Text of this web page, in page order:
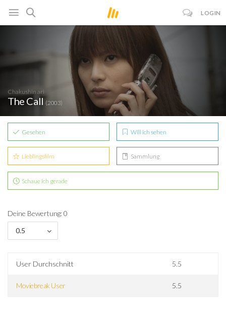
LOGIN
Chakushin ari
The Call (2003)
Gesehen Will ich sehen
Lieblingsfilm Sammlung
Schaue ich gerade
Deine Bewertung: 0
0.5
User Durchschnitt 5.5
Moviebreak User 5.5